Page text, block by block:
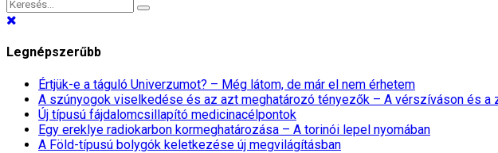
Legnépszerűbb
Értjük-e a táguló Univerzumot? – Még látom, de már el nem érhetem
A szúnyogok viselkedése és az azt meghatározó tényezők – A vérszíváson és a
Új típusú fájdalomcsillapító medicinacélpontok
Egy ereklye radiokarbon kormeghatározása – A torinói lepel nyomában
A Föld-típusú bolygók keletkezése új megvilágításban